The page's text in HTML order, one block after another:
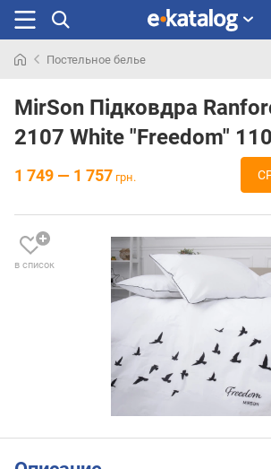
раньше
Постельное белье
MirSon Підковдра
2107 White "Freedom"
1 749 — 1 757 грн.
в список